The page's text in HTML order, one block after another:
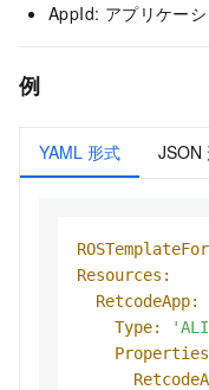
AppId: アプリケーシ
例
YAML 形式 JSON
Resources:
RetcodeApp:
Type: